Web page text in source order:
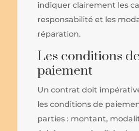
indiquer clairement les
responsabilité et les
réparation.
Les conditions de
paiement
Un contrat doit
les conditions de
parties : montant,